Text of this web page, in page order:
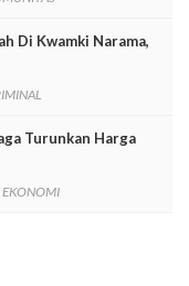
Di Kwamki Narama,
Turunkan Harga
EKONOMI